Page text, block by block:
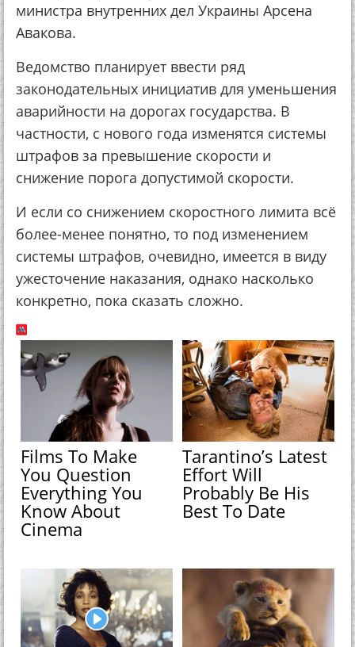
министра внутренних дел Украины Арсена
Авакова.
Ведомство планирует ввести ряд
законодательных инициатив для уменьшения
аварийности на дорогах государства. В
частности, с нового года изменятся системы
штрафов за превышение скорости и
снижение порога допустимой скорости.
И если со снижением скоростного лимита всё
более-менее понятно, то под изменением
системы штрафов, очевидно, имеется в виду
ужесточение наказания, однако насколько
конкретно, пока сказать сложно.
Films To Make
You Question
Everything You
Know About
Cinema
Tarantino’s Latest
Effort Will
Probably Be His
Best To Date